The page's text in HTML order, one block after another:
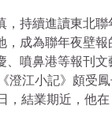
持續進讀東北
成為聯年夜壁
噴鼻港等報刊
澄江小記》頗受
結業期近，他